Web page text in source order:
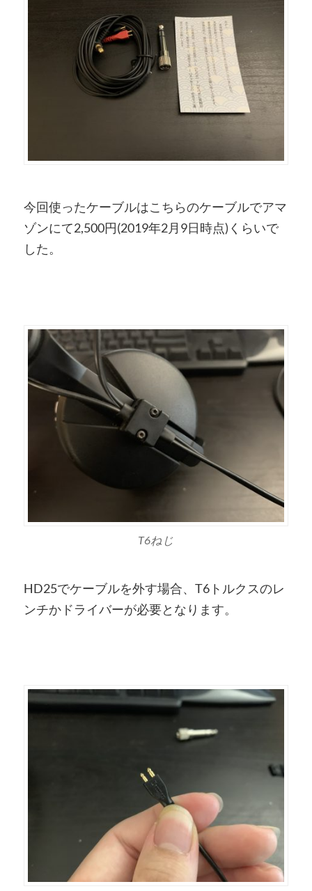
今回使ったケーブルはこちらのケーブルでアマ
ゾンにて2,500円(2019年2月9日時点)くらいで
した。
T6ねじ
HD25でケーブルを外す場合、T6トルクスのレ
ンチかドライバーが必要となります。